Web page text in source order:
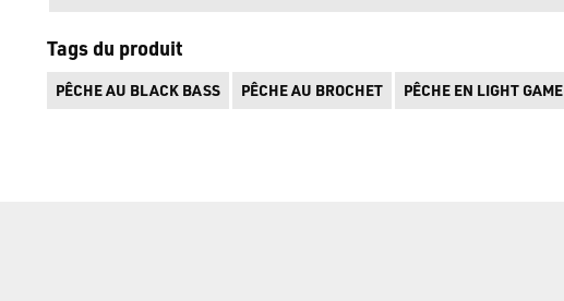
Tags du produit
PÊCHE AU BLACK BASS PÊCHE AU BROCHET PÊCHE EN LIGHT GAME